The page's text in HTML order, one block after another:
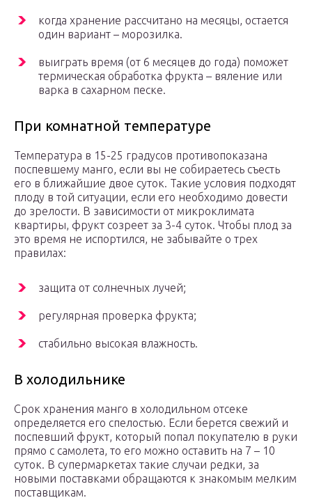
когда хранение рассчитано на месяцы, остается
один вариант – морозилка.
выиграть время (от 6 месяцев до года) поможет
термическая обработка фрукта – вяление или
варка в сахарном песке.
При комнатной температуре
Температура в 15-25 градусов противопоказана
поспевшему манго, если вы не собираетесь съесть
его в ближайшие двое суток. Такие условия подходят
плоду в той ситуации, если его необходимо довести
до зрелости. В зависимости от микроклимата
квартиры, фрукт созреет за 3-4 суток. Чтобы плод за
это время не испортился, не забывайте о трех
правилах:
защита от солнечных лучей;
регулярная проверка фрукта;
стабильно высокая влажность.
В холодильнике
Срок хранения манго в холодильном отсеке
определяется его спелостью. Если берется свежий и
поспевший фрукт, который попал покупателю в руки
прямо с самолета, то его можно оставить на 7 – 10
суток. В супермаркетах такие случаи редки, за
новыми поставками обращаются к знакомым мелким
поставщикам.